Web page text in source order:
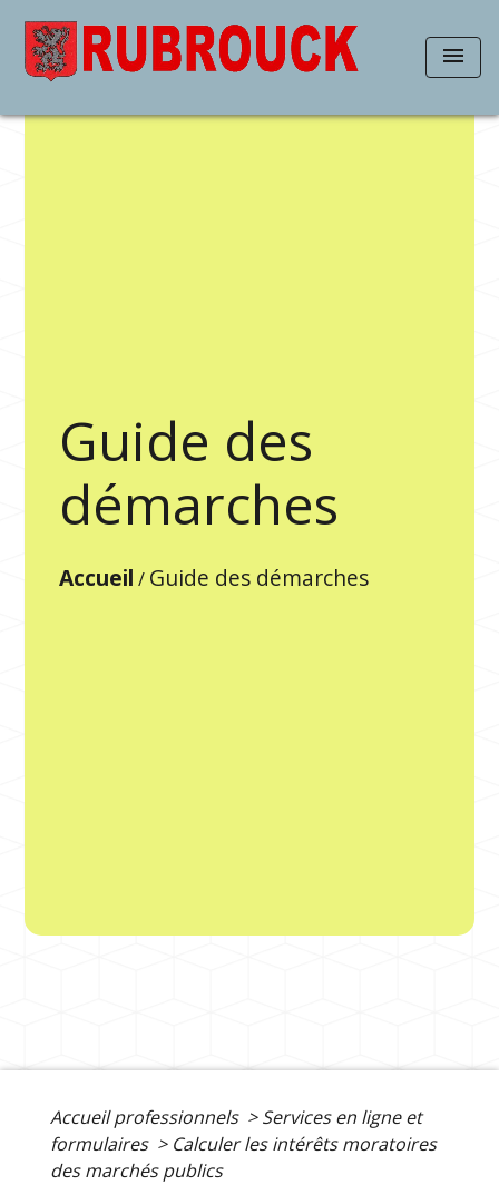
menu
Guide des
démarches
Accueil / Guide des démarches
Accueil professionnels > Services en ligne et
formulaires > Calculer les intérêts moratoires
des marchés publics